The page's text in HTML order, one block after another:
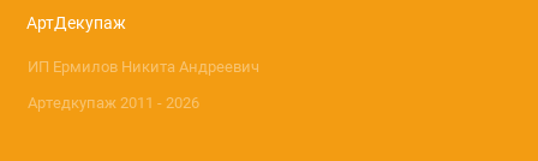
АртДекупаж
ИП Ермилов Никита Андреевич
Артедкупаж 2011 - 2026